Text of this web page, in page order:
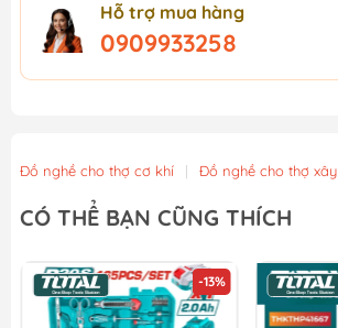
Hỗ trợ mua hàng
0909933258
Đồ nghề cho thợ cơ khí | Đồ nghề cho thợ xây
CÓ THỂ BẠN CŨNG THÍCH
-13%